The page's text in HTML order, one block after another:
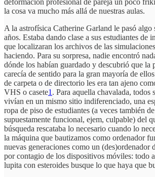
la cosa va mucho más allá de nuestras aulas.
A la astrofísica Catherine Garland le pasó algo
años. Estaba dando clase a sus estudiantes de
que localizaran los archivos de las
haciendo. Para su sorpresa, nadie encontró
dónde los habían guardado y descubrió que la
carecía de sentido para la gran mayoría de
de carpeta o de directorio les era tan ajeno
VHS o casete1 . Para aquella chavalada, todos
vivían en un mismo sitio indiferenciado, una
ropa de piso de estudiantes (a veces también
supuestamente funcional, ejem, culpable) del
búsqueda rescataba lo necesario cuando lo
la máquina que bautizamos como ordenador
nuevas generaciones como un (des)ordenador
por contagio de los dispositivos móviles: todo
lupita con esteroides busque lo que haya que